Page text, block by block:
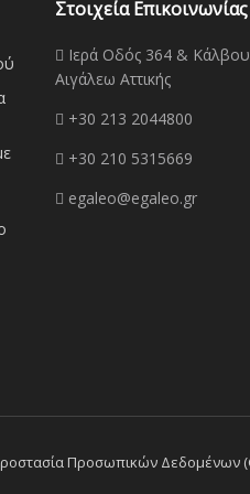
Στοιχεία Επικοινωνίας
Ιερά Οδός 364 &
Αιγάλεω Αττικής
+30 213 2044800
+30 210 5315669
egaleo@egaleo.gr
Προσωπικών Δεδομένων